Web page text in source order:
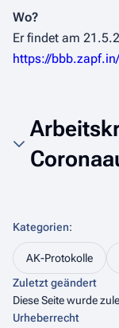
Wo?
Er findet am
https://
Kategorien:
AK-Protokolle
Zuletzt geändert
Diese Seite wurde
Urheberrecht